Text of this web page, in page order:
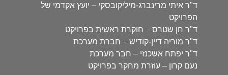
ד"ר איתי מרינברג-מיליקובסקי – יועץ אקדמי של
הפרויקט
ד"ר חן שטרס – חוקרת ראשית בפרויקט
ד"ר מוריה דיין-קודיש – חברת מערכת
ד"ר יפתח אשכנזי – חבר מערכת
נעם קרון – עוזרת מחקר בפרויקט